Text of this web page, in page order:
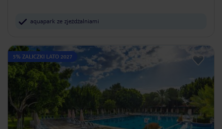
aquapark ze zjeżdżalniami
5% ZALICZKI LATO 2027